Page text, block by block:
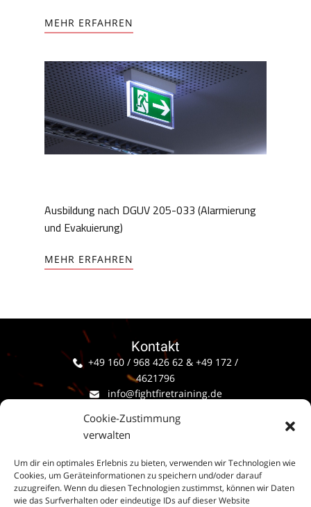
Cookie-Zustimmung
verwalten
Um dir ein optimales Erlebnis zu bieten, verwenden wir Technologien wie
Cookies, um Geräteinformationen zu speichern und/oder darauf
zuzugreifen. Wenn du diesen Technologien zustimmst, können wir Daten
wie das Surfverhalten oder eindeutige IDs auf dieser Website
MEHR ERFAHREN
Ausbildung nach DGUV 205-033 (Alarmierung
und Evakuierung)
MEHR ERFAHREN
Kontakt
+49 160 / 968 426 62 & +49 172 /
4621796
info@fightfiretraining.de
fightfiretraining